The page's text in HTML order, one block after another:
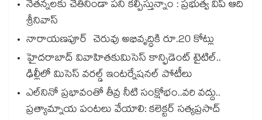
నేతన్నలకు చేతినిండా పని కల్పిస్తున్నాం : ప్రభుత్వ విప్ ఆది
శ్రీనివాస్
నారాయణపూర్ చెరువు అభివృద్ధికి రూ.20 కోట్లు
హైదరాబాద్ వివాహితకుమిసెస్ కాన్ఫిడెంట్ టైటిల్..
ఢిల్లీలో మిసెస్ వరల్డ్ ఇంటర్నేషనల్ పోటీలు
ఎల్‌‌‌‌‌‌‌‌నినో ప్రభావంతో తీవ్ర నీటి సంక్షోభం..వరి వద్దు..
ప్రత్యామ్నాయ పంటలు వేయాలి: కలెక్టర్ సత్యప్రసాద్